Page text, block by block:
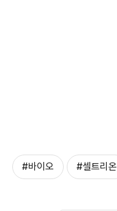
#바이오 #셀트리온